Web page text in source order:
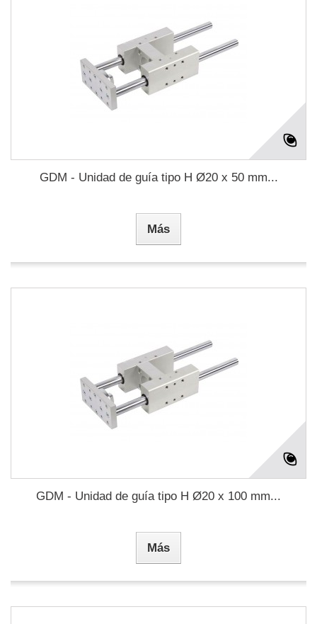
GDM - Unidad de guía tipo H Ø20 x 50 mm...
Más
GDM - Unidad de guía tipo H Ø20 x 100 mm...
Más